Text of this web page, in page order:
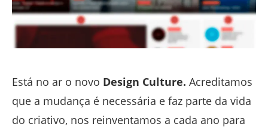
Está no ar o novo Design Culture. Acreditamos
que a mudança é necessária e faz parte da vida
do criativo, nos reinventamos a cada ano para